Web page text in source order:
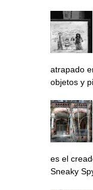
atrapado
objetos y
es el
Sneaky